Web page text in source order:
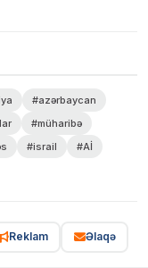
#azərbaycan
#müharibə
#israil
#Aİ
Reklam Əlaqə